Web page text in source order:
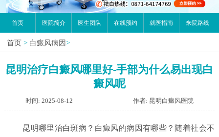
首页 医院简介 医生团队 在线预约 就医指南 来院路线
首页 > 白癜风病因>
昆明治疗白癜风哪里好-手部为什么易出现白
癜风呢
时间: 2025-08-12 作者: 昆明白癜风医院
昆明哪里治白斑病？白癜风的病因有哪些？随着社会不